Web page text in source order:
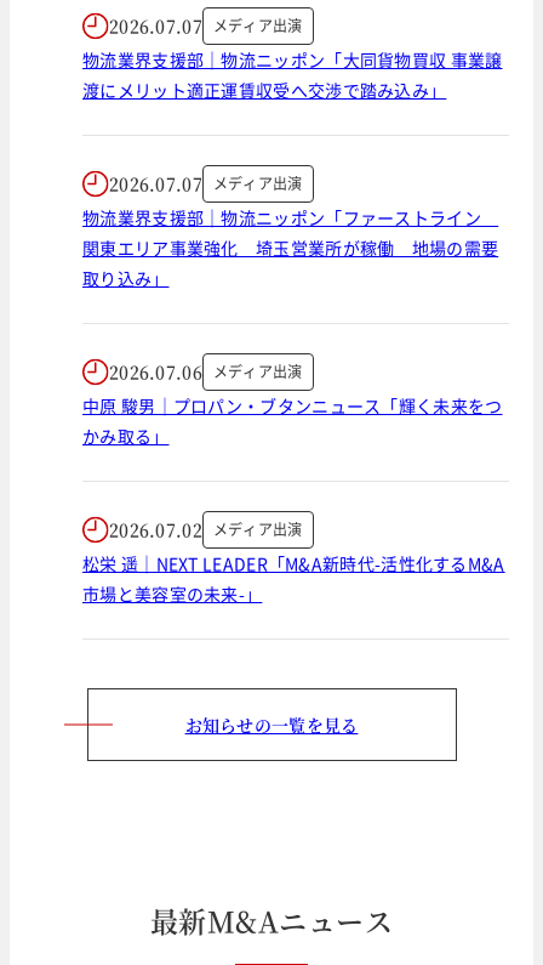
2026.07.07 メディア出演
物流業界支援部｜物流ニッポン「大同貨物買収 事業譲
渡にメリット適正運賃収受へ交渉で踏み込み」
2026.07.07 メディア出演
物流業界支援部｜物流ニッポン「ファーストライン
関東エリア事業強化 埼玉営業所が稼働 地場の需要
取り込み」
2026.07.06 メディア出演
中原 駿男｜プロパン・ブタンニュース「輝く未来をつ
かみ取る」
2026.07.02 メディア出演
松栄 遥｜NEXT LEADER「M&A新時代-活性化するM&A
市場と美容室の未来-」
お知らせの一覧を見る
最新M&Aニュース